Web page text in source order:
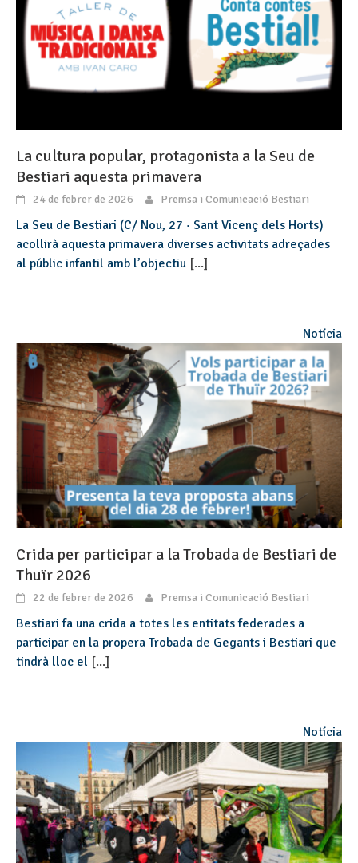
La cultura popular, protagonista a la Seu de
Bestiari aquesta primavera
24 de febrer de 2026 Premsa i Comunicació Bestiari
La Seu de Bestiari (C/ Nou, 27 · Sant Vicenç dels Horts)
acollirà aquesta primavera diverses activitats adreçades
al públic infantil amb l’objectiu [...]
Notícia
Crida per participar a la Trobada de Bestiari de
Thuïr 2026
22 de febrer de 2026 Premsa i Comunicació Bestiari
Bestiari fa una crida a totes les entitats federades a
participar en la propera Trobada de Gegants i Bestiari que
tindrà lloc el [...]
Notícia